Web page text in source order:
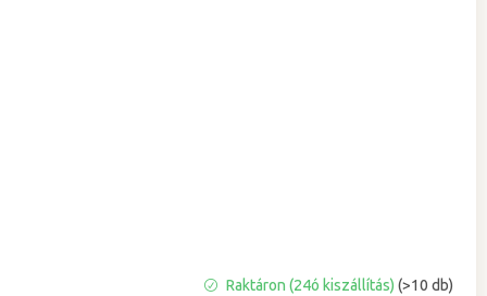
Raktáron (24ó kiszállítás)(>10 db)